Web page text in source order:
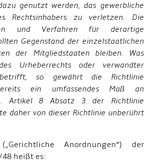
genutzt werden, das gewerbliche
Rechtsinhabers zu verletzen. Die
und Verfahren für derartige
Gegenstand der einzelstaatlichen
der Mitgliedstaaten bleiben. Was
Urheberrechts oder verwandter
betrifft, so gewährt die Richtlinie
ein umfassendes Maß an
Artikel 8 Absatz 3 der Richtlinie
daher von dieser Richtlinie unberührt
Anordnungen“) der
heißt es: